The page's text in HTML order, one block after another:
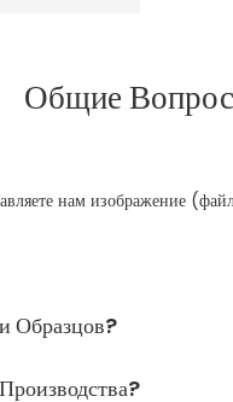
Общие
нам изображение
Образцов?